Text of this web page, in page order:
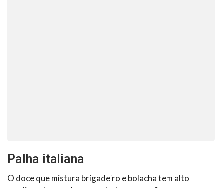
Palha italiana
O doce que mistura brigadeiro e bolacha tem alto